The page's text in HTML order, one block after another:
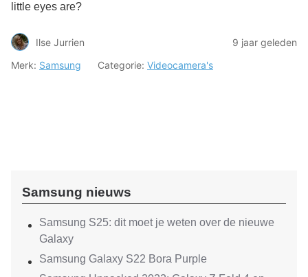
little eyes are?
Ilse Jurrien
9 jaar geleden
Merk: Samsung Categorie: Videocamera's
Samsung nieuws
Samsung S25: dit moet je weten over de nieuwe
Galaxy
Samsung Galaxy S22 Bora Purple